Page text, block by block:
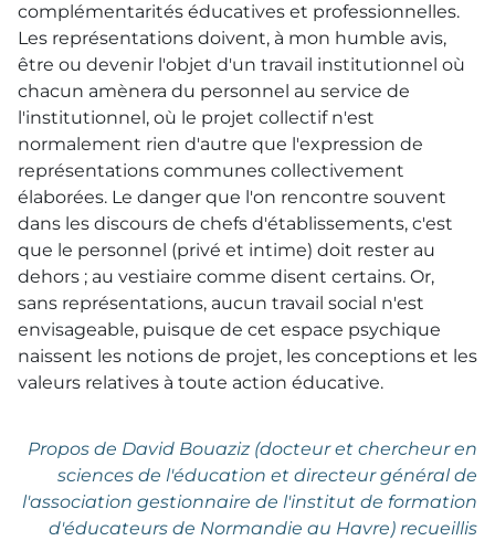
complémentarités éducatives et professionnelles.
Les représentations doivent, à mon humble avis,
être ou devenir l'objet d'un travail institutionnel où
chacun amènera du personnel au service de
l'institutionnel, où le projet collectif n'est
normalement rien d'autre que l'expression de
représentations communes collectivement
élaborées. Le danger que l'on rencontre souvent
dans les discours de chefs d'établissements, c'est
que le personnel (privé et intime) doit rester au
dehors ; au vestiaire comme disent certains. Or,
sans représentations, aucun travail social n'est
envisageable, puisque de cet espace psychique
naissent les notions de projet, les conceptions et les
valeurs relatives à toute action éducative.
Propos de David Bouaziz (docteur et chercheur en
sciences de l'éducation et directeur général de
l'association gestionnaire de l'institut de formation
d'éducateurs de Normandie au Havre) recueillis